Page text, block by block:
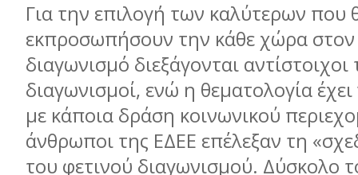
Για την επιλογή των καλύτερων που
εκπροσωπήσουν την κάθε χώρα στον
διαγωνισμό διεξάγονται αντίστοιχοι
διαγωνισμοί, ενώ η θεματολογία
με κάποια δράση κοινωνικού
άνθρωποι της ΕΔΕΕ επέλεξαν τη
του φετινού διαγωνισμού. Δύσκολο